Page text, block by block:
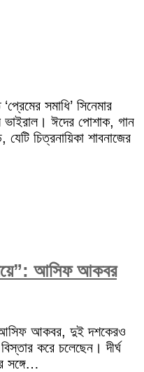
সমাধি’ সিনেমার
ভাইরাল। ঈদের পোশাক, গান
চিত্রনায়িকা শাবনাজের
আসিফ আকবর
আসিফ আকবর, দুই দশকেরও
করে চলেছেন। দীর্ঘ
সঙ্গে…